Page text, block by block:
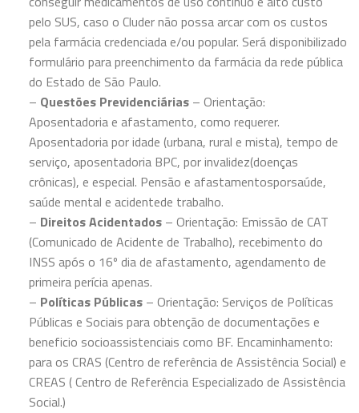
pelo SUS, caso o Cluder não possa arcar com os custos
pela farmácia credenciada e/ou popular. Será disponibilizado
formulário para preenchimento da farmácia da rede pública
do Estado de São Paulo.
– Questões Previdenciárias– Orientação:
Aposentadoria e afastamento, como requerer.
Aposentadoria por idade (urbana, rural e mista), tempo de
serviço, aposentadoria BPC, por invalidez(doenças
crônicas), e especial. Pensão e afastamentosporsaúde,
saúde mental e acidentede trabalho.
– Direitos Acidentados– Orientação: Emissão de CAT
(Comunicado de Acidente de Trabalho), recebimento do
INSS após o 16º dia de afastamento, agendamento de
primeira perícia apenas.
– Políticas Públicas– Orientação: Serviços de Políticas
Públicas e Sociais para obtenção de documentações e
beneficio socioassistenciais como BF. Encaminhamento:
para os CRAS (Centro de referência de Assistência Social) e
CREAS ( Centro de Referência Especializado de Assistência
Social.)